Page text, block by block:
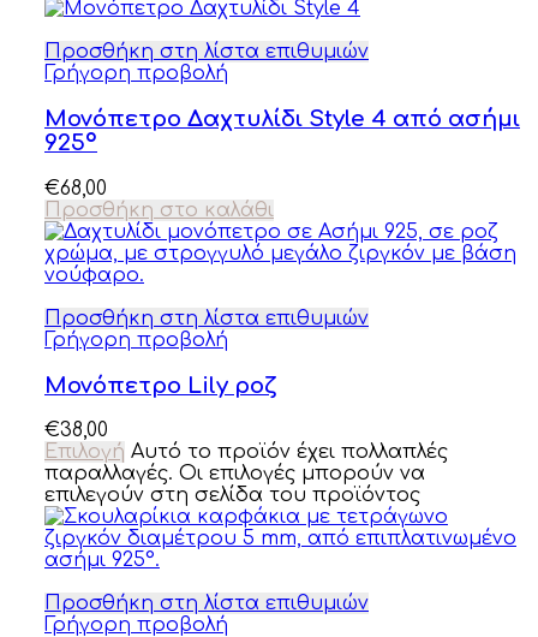
Προσθήκη στη λίστα επιθυμιών
Γρήγορη προβολή
Μονόπετρο Δαχτυλίδι Style 4 από ασήμι
925º
€68,00
Προσθήκη στο καλάθι
Προσθήκη στη λίστα επιθυμιών
Γρήγορη προβολή
Μονόπετρο Lily ροζ
€38,00
Επιλογή Αυτό το προϊόν έχει πολλαπλές
παραλλαγές. Οι επιλογές μπορούν να
επιλεγούν στη σελίδα του προϊόντος
Προσθήκη στη λίστα επιθυμιών
Γρήγορη προβολή